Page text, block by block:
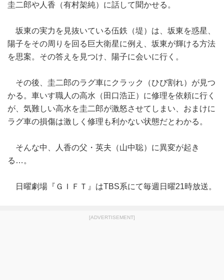
圭二郎や人香（有村架純）に話して聞かせる。
坂東の実力を見抜いている伍鉄（堤）は、坂東を惑星、
陽子をその周りを回る巨大衛星に例え、坂東が輝ける方法
を思案。その答えを見つけ、陽子に会いに行く。
その後、圭二郎のラグ車にクラック（ひび割れ）が見つ
かる。車いす職人の高水（田口浩正）に修理を依頼に行く
が、気難しい高水を圭二郎が激怒させてしまい、おまけに
ラグ車の損傷は激しく修理も利かない状態だとわかる。
そんな中、人香の父・英夫（山中聡）に異変が起き
る…。
日曜劇場『ＧＩＦＴ』はTBS系にて毎週日曜21時放送。
[ADVERTISEMENT]